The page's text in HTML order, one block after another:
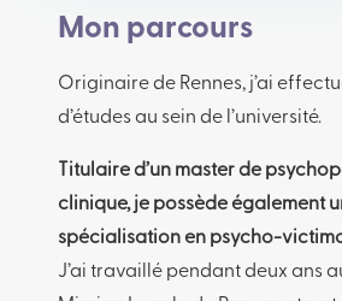
Mon parcours
Originaire de Rennes, j’ai
d’études au sein de l’université.
Titulaire d’un master de
clinique, je possède également
spécialisation en psycho-
J’ai travaillé pendant deux ans